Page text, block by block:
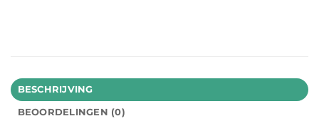
BESCHRIJVING
BEOORDELINGEN (0)